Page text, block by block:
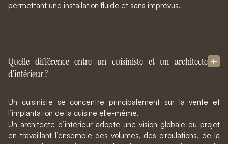
permettant une installation fluide et sans imprévus.
Quelle différence entre un cuisiniste et un architecte
d’intérieur ?
Un cuisiniste se concentre principalement sur la vente et
l’implantation de la cuisine elle-même.
Un architecte d’intérieur adopte une vision globale du projet
en travaillant l’ensemble des volumes, des circulations, de la